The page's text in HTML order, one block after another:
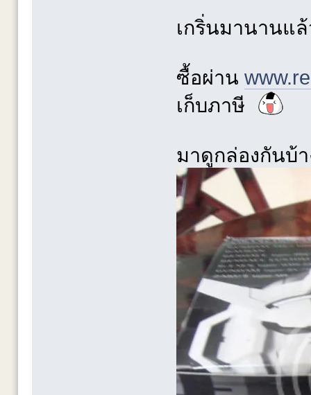
เกริ่นมานานแ
ซื้อผ่าน
เก็บภาษี
มาดูกล่องกันบ้า